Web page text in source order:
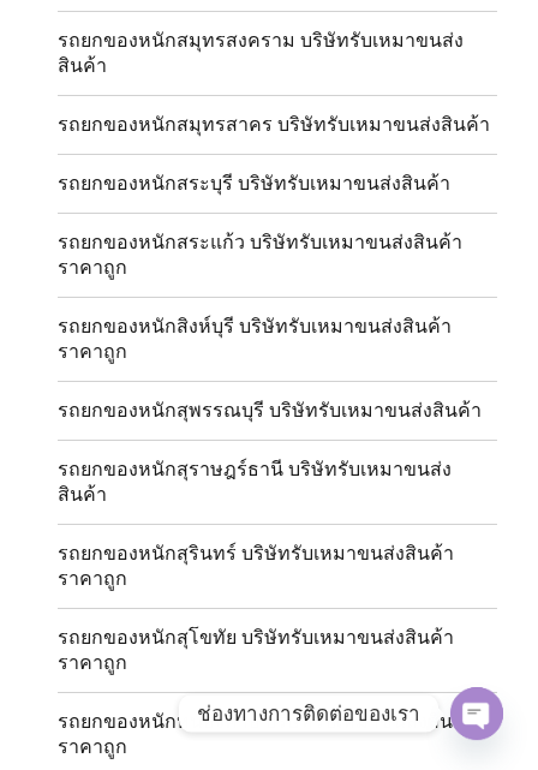
รถยกของหนักสมุทรสงคราม บริษัทรับเหมาขนส่ง
สินค้า
รถยกของหนักสมุทรสาคร บริษัทรับเหมาขนส่งสินค้า
รถยกของหนักสระบุรี บริษัทรับเหมาขนส่งสินค้า
รถยกของหนักสระแก้ว บริษัทรับเหมาขนส่งสินค้า
ราคาถูก
รถยกของหนักสิงห์บุรี บริษัทรับเหมาขนส่งสินค้า
ราคาถูก
รถยกของหนักสุพรรณบุรี บริษัทรับเหมาขนส่งสินค้า
รถยกของหนักสุราษฎร์ธานี บริษัทรับเหมาขนส่ง
สินค้า
รถยกของหนักสุรินทร์ บริษัทรับเหมาขนส่งสินค้า
ราคาถูก
รถยกของหนักสุโขทัย บริษัทรับเหมาขนส่งสินค้า
ราคาถูก
รถยกของหนักหนองคาย บริษัทรับเหมาขนส่งสินค้า
ราคาถูก
ช่องทางการติดต่อของเรา
OPEN